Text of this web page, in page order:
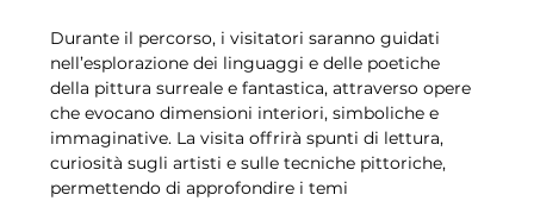
Durante il percorso, i visitatori saranno guidati
nell’esplorazione dei linguaggi e delle poetiche
della pittura surreale e fantastica, attraverso opere
che evocano dimensioni interiori, simboliche e
immaginative. La visita offrirà spunti di lettura,
curiosità sugli artisti e sulle tecniche pittoriche,
permettendo di approfondire i temi